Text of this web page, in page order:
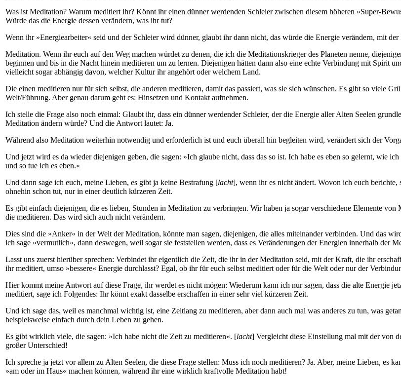
Was ist Meditation? Warum meditiert ihr? Könnt ihr einen dünner werdenden Schleier zwischen diesem höheren »Super-
Würde das die Energie dessen verändern, was ihr tut?
Wenn ihr »Energiearbeiter« seid und der Schleier wird dünner, glaubt ihr dann nicht, das würde die Energie verändern, mit
Meditation. Wenn ihr euch auf den Weg machen würdet zu denen, die ich die Meditationskrieger des Planeten nenne,
beginnen und bis in die Nacht hinein meditieren um zu lernen. Diejenigen hätten dann also eine echte Verbindung mit Spirit
vielleicht sogar abhängig davon, welcher Kultur ihr angehört oder welchem Land.
Die einen meditieren nur für sich selbst, die anderen meditieren, damit das passiert, was sie sich wünschen. Es gibt so viele
Welt/Führung. Aber genau darum geht es: Hinsetzen und Kontakt aufnehmen.
Ich stelle die Frage also noch einmal: Glaubt ihr, dass ein dünner werdender Schleier, der die Energie aller Alten Seelen
Meditation ändern würde? Und die Antwort lautet: Ja.
Während also Meditation weiterhin notwendig und erforderlich ist und euch überall hin begleiten wird, verändert sich der
Und jetzt wird es da wieder diejenigen geben, die sagen: »Ich glaube nicht, dass das so ist. Ich habe es eben so gelernt, wie
und so tue ich es eben.«
Und dann sage ich euch, meine Lieben, es gibt ja keine Bestrafung [lacht], wenn ihr es nicht ändert. Wovon ich euch
ohnehin schon tut, nur in einer deutlich kürzeren Zeit.
Es gibt einfach diejenigen, die es lieben, Stunden in Meditation zu verbringen. Wir haben ja sogar verschiedene Elemente
die meditieren. Das wird sich auch nicht verändern.
Dies sind die »Anker« in der Welt der Meditation, könnte man sagen, diejenigen, die alles miteinander verbinden. Und das
ich sage »vermutlich«, dann deswegen, weil sogar sie feststellen werden, dass es Veränderungen der Energien innerhalb der
Lasst uns zuerst hierüber sprechen: Verbindet ihr eigentlich die Zeit, die ihr in der Meditation seid, mit der Kraft, die ihr
ihr meditiert, umso »bessere« Energie durchlasst? Egal, ob ihr für euch selbst meditiert oder für die Welt oder nur der
Hier kommt meine Antwort auf diese Frage, ihr werdet es nicht mögen: Wiederum kann ich nur sagen, dass die alte Energie
meditiert, sage ich Folgendes: Ihr könnt exakt dasselbe erschaffen in einer sehr viel kürzeren Zeit.
Und ich sage das, weil es manchmal wichtig ist, eine Zeitlang zu meditieren, aber dann auch mal was anderes zu tun, was
beispielsweise einfach durch dein Leben zu gehen.
Es gibt wirklich viele, die sagen: »Ich habe nicht die Zeit zu meditieren«. [lacht] Vergleicht diese Einstellung mal mit der von
großer Unterschied!
Ich spreche ja jetzt vor allem zu Alten Seelen, die diese Frage stellen: Muss ich noch meditieren? Ja. Aber, meine Lieben, es
»am oder im Haus« machen können, während ihr eine wirklich kraftvolle Meditation habt!